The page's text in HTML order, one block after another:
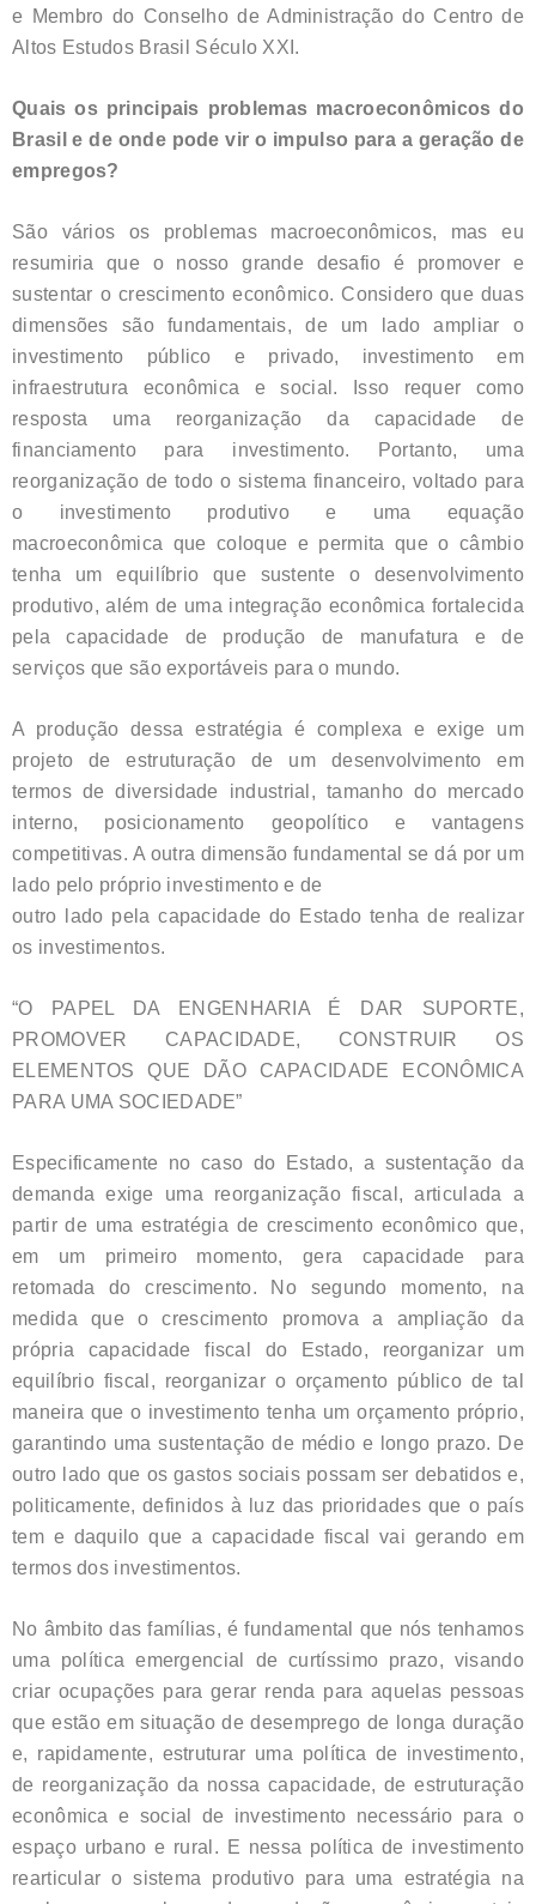
e Membro do Conselho de Administração do Centro de
Altos Estudos Brasil Século XXI.
Quais os principais problemas macroeconômicos do
Brasil e de onde pode vir o impulso para a geração de
empregos?
São vários os problemas macroeconômicos, mas eu
resumiria que o nosso grande desafio é promover e
sustentar o crescimento econômico. Considero que duas
dimensões são fundamentais, de um lado ampliar o
investimento público e privado, investimento em
infraestrutura econômica e social. Isso requer como
resposta uma reorganização da capacidade de
financiamento para investimento. Portanto, uma
reorganização de todo o sistema financeiro, voltado para
o investimento produtivo e uma equação
macroeconômica que coloque e permita que o câmbio
tenha um equilíbrio que sustente o desenvolvimento
produtivo, além de uma integração econômica fortalecida
pela capacidade de produção de manufatura e de
serviços que são exportáveis para o mundo.
A produção dessa estratégia é complexa e exige um
projeto de estruturação de um desenvolvimento em
termos de diversidade industrial, tamanho do mercado
interno, posicionamento geopolítico e vantagens
competitivas. A outra dimensão fundamental se dá por um
lado pelo próprio investimento e de
outro lado pela capacidade do Estado tenha de realizar
os investimentos.
“O PAPEL DA ENGENHARIA É DAR SUPORTE,
PROMOVER CAPACIDADE, CONSTRUIR OS
ELEMENTOS QUE DÃO CAPACIDADE ECONÔMICA
PARA UMA SOCIEDADE”
Especificamente no caso do Estado, a sustentação da
demanda exige uma reorganização fiscal, articulada a
partir de uma estratégia de crescimento econômico que,
em um primeiro momento, gera capacidade para
retomada do crescimento. No segundo momento, na
medida que o crescimento promova a ampliação da
própria capacidade fiscal do Estado, reorganizar um
equilíbrio fiscal, reorganizar o orçamento público de tal
maneira que o investimento tenha um orçamento próprio,
garantindo uma sustentação de médio e longo prazo. De
outro lado que os gastos sociais possam ser debatidos e,
politicamente, definidos à luz das prioridades que o país
tem e daquilo que a capacidade fiscal vai gerando em
termos dos investimentos.
No âmbito das famílias, é fundamental que nós tenhamos
uma política emergencial de curtíssimo prazo, visando
criar ocupações para gerar renda para aquelas pessoas
que estão em situação de desemprego de longa duração
e, rapidamente, estruturar uma política de investimento,
de reorganização da nossa capacidade, de estruturação
econômica e social de investimento necessário para o
espaço urbano e rural. E nessa política de investimento
rearticular o sistema produtivo para uma estratégia na